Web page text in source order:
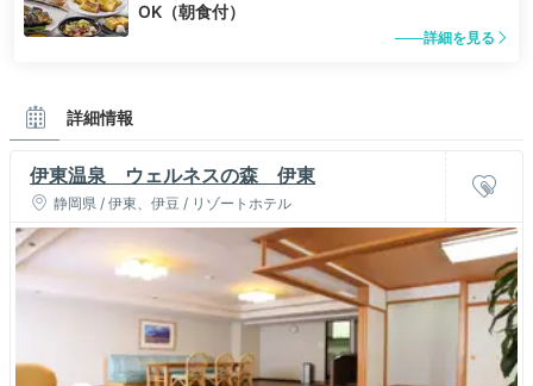
OK（朝食付）
詳細を見る
詳細情報
伊東温泉 ウェルネスの森 伊東
静岡県 / 伊東、伊豆 / リゾートホテル